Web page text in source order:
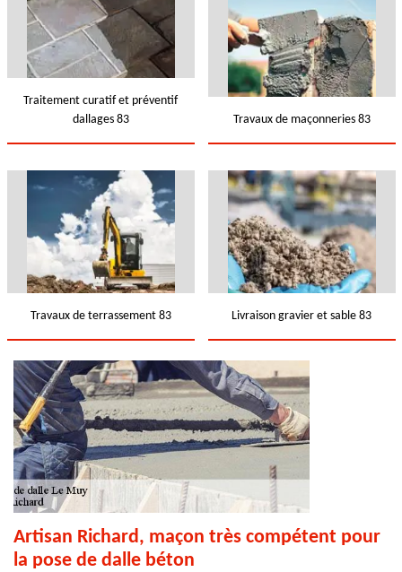
Traitement curatif et préventif
dallages 83
Travaux de maçonneries 83
Travaux de terrassement 83 Livraison gravier et sable 83
Artisan Richard, maçon très compétent pour
la pose de dalle béton